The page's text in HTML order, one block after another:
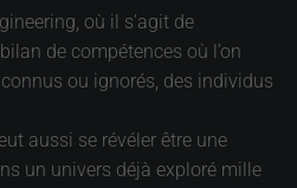
où il s’agit de
de compétences où l’on
ou ignorés, des individus
aussi se révéler être une
un univers déjà exploré mille